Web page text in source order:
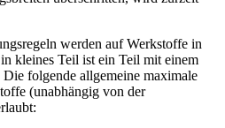
werden auf Werkstoffe in
kleines Teil ist ein Teil mit einem
folgende allgemeine maximale
(unabhängig von der